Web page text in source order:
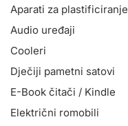
Aparati za plastificiranje
Audio uređaji
Cooleri
Dječiji pametni satovi
E-Book čitači / Kindle
Električni romobili